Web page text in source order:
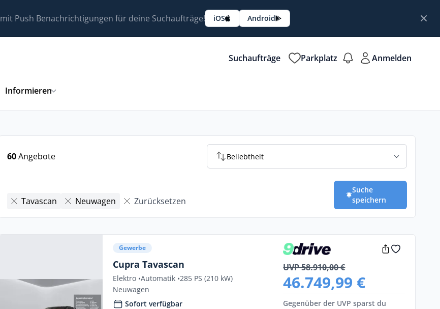
mit Push Benachrichtigungen für deine Suchaufträge! iOS Android
Suchaufträge Parkplatz Anmelden
Informieren
60Angebote Beliebtheit
Tavascan Neuwagen Zurücksetzen
Suche
speichern
Gewerbe
Cupra Tavascan
Elektro •Automatik •285 PS (210 kW)
Neuwagen
Sofort verfügbar
UVP 58.910,00 €
46.749,99 €
Gegenüber der UVP sparst du